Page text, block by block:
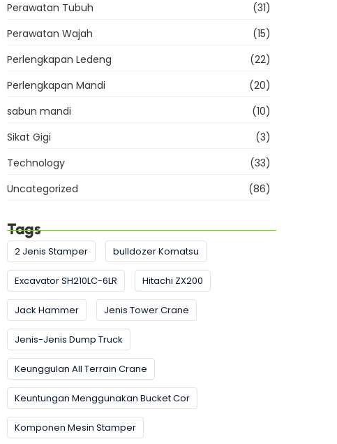
Perawatan Tubuh
(31)
Perawatan Wajah
(15)
Perlengkapan Ledeng
(22)
Perlengkapan Mandi
(20)
sabun mandi
(10)
Sikat Gigi
(3)
Technology
(33)
Uncategorized
(86)
Tags
2 Jenis Stamper bulldozer Komatsu
Excavator SH210LC-6LR Hitachi ZX200
Jack Hammer Jenis Tower Crane
Jenis-Jenis Dump Truck
Keunggulan All Terrain Crane
Keuntungan Menggunakan Bucket Cor
Komponen Mesin Stamper